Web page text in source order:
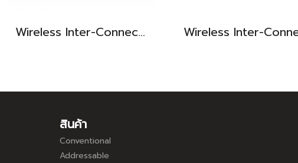
Wireless Inter-Connect & Wi-Fi Gas Alarm
สินค้า
Conventional
Addressable